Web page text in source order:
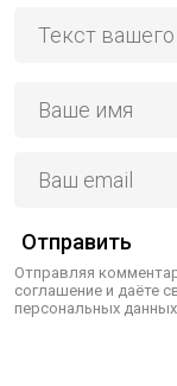
Отправить
Отправляя
соглашение и даёте
персональных данных.